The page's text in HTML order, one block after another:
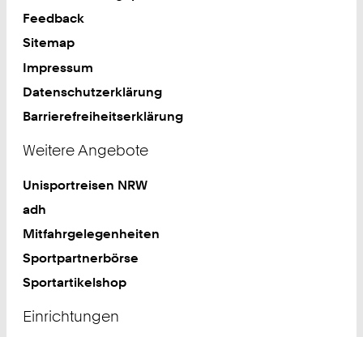
Feedback
Sitemap
Impressum
Datenschutzerklärung
Barrierefreiheitserklärung
Weitere Angebote
Unisportreisen NRW
adh
Mitfahrgelegenheiten
Sportpartnerbörse
Sportartikelshop
Einrichtungen